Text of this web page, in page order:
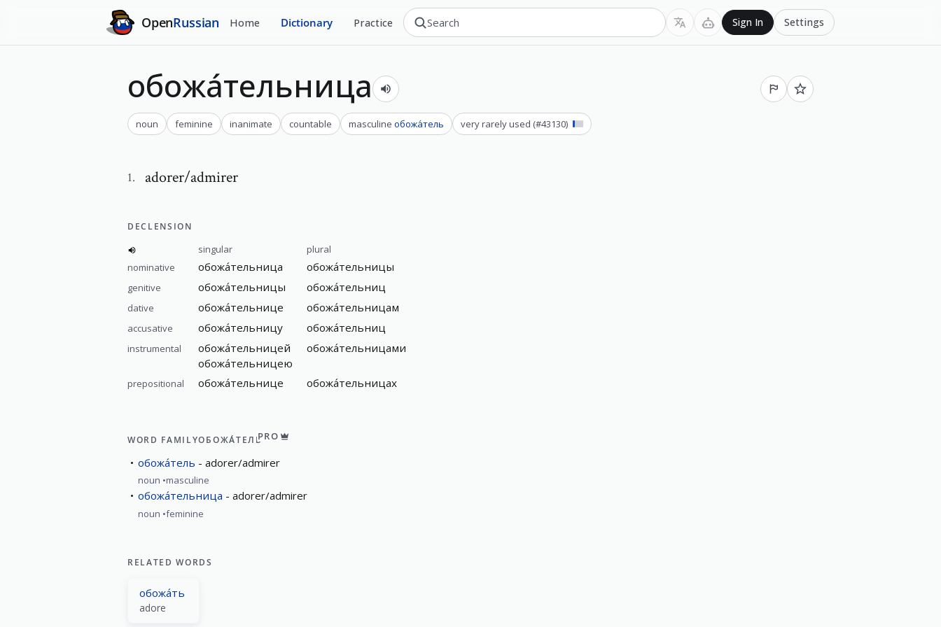
OpenRussian Home Dictionary Practice Sign In Settings
обожа́тельница
noun feminine inanimate countable masculine обожа́тель very rarely used (#43130)
1. adorer/admirer
DECLENSION
singular
plural
nominative
обожа́тельница обожа́тельницы
genitive обожа́тельницы обожа́тельниц
dative обожа́тельнице обожа́тельницам
accusative обожа́тельницу обожа́тельниц
instrumental
обожа́тельницей
обожа́тельницею
обожа́тельницами
prepositional обожа́тельнице обожа́тельницах
WORD FAMILYОБОЖА́ТЕЛЬPRO
обожа́тель adorer/admirer
noun masculine
обожа́тельница adorer/admirer
noun feminine
RELATED WORDS
обожа́ть
adore